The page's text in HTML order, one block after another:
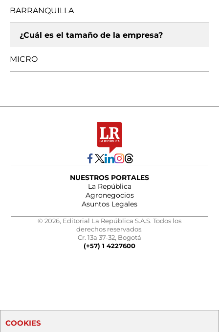
BARRANQUILLA
¿Cuál es el tamaño de la empresa?
MICRO
NUESTROS PORTALES
La República
Agronegocios
Asuntos Legales
© 2026, Editorial La República S.A.S. Todos los
derechos reservados.
Cr. 13a 37-32, Bogotá
(+57) 1 4227600
COOKIES